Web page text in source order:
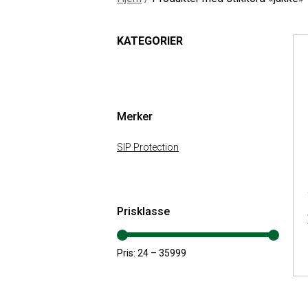
KATEGORIER
Merker
SIP Protection
Prisklasse
Pris: 24 – 35999